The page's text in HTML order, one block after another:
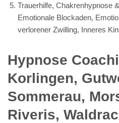
Trauerhilfe, Chakrenhypnose
Emotionale Blockaden,
verlorener Zwilling, Inneres
Hypnose
Korlingen,
Sommerau,
Riveris,